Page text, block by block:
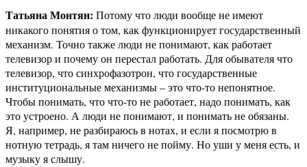
Татьяна Монтян: Потому что люди вообще не имеют
никакого понятия о том, как функционирует государственный
механизм. Точно также люди не понимают, как работает
телевизор и почему он перестал работать. Для обывателя что
телевизор, что синхрофазотрон, что государственные
институциональные механизмы – это что-то непонятное.
Чтобы понимать, что что-то не работает, надо понимать, как
это устроено. А люди не понимают, и понимать не обязаны.
Я, например, не разбираюсь в нотах, и если я посмотрю в
нотную тетрадь, я там ничего не пойму. Но уши у меня есть, и
музыку я слышу.